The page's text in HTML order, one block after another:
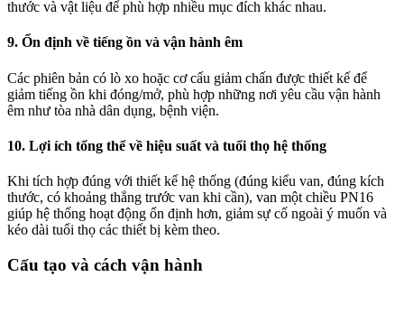
thước và vật liệu để phù hợp nhiều mục đích khác nhau.
9. Ổn định về tiếng ồn và vận hành êm
Các phiên bản có lò xo hoặc cơ cấu giảm chấn được thiết kế để
giảm tiếng ồn khi đóng/mở, phù hợp những nơi yêu cầu vận hành
êm như tòa nhà dân dụng, bệnh viện.
10. Lợi ích tổng thể về hiệu suất và tuổi thọ hệ thống
Khi tích hợp đúng với thiết kế hệ thống (đúng kiểu van, đúng kích
thước, có khoảng thẳng trước van khi cần), van một chiều PN16
giúp hệ thống hoạt động ổn định hơn, giảm sự cố ngoài ý muốn và
kéo dài tuổi thọ các thiết bị kèm theo.
Cấu tạo và cách vận hành